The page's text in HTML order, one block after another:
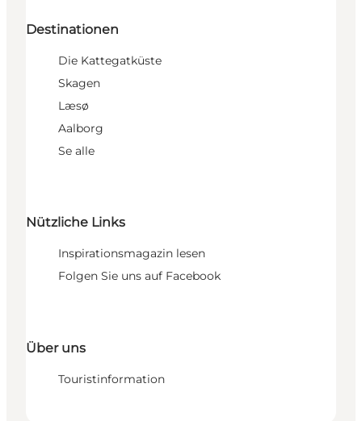
Destinationen
Die Kattegatküste
Skagen
Læsø
Aalborg
Se alle
Nützliche Links
Inspirationsmagazin lesen
Folgen Sie uns auf Facebook
Über uns
Touristinformation